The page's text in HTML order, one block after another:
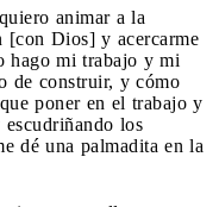
animar a la
Dios] y acercarme
hago mi trabajo y mi
de construir, y cómo
poner en el trabajo y
los
dé una palmadita en la